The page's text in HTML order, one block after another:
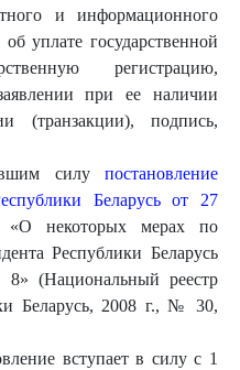
и информационного
уплате государственной
регистрацию,
при ее наличии
(транзакции), подпись,
силу постановление
Беларусь от 27
«О некоторых мерах по
Республики Беларусь
(Национальный реестр
Беларусь, 2008 г., № 30,
вступает в силу с 1